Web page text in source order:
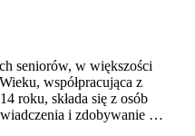
seniorów, w większości
współpracująca z
roku, składa się z osób
i zdobywanie …